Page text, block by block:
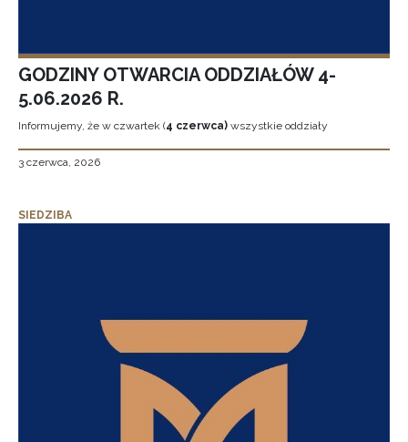
GODZINY OTWARCIA ODDZIAŁÓW 4-
5.06.2026 R.
Informujemy, że w czwartek (4 czerwca) wszystkie oddziały
3 czerwca, 2026
SIEDZIBA